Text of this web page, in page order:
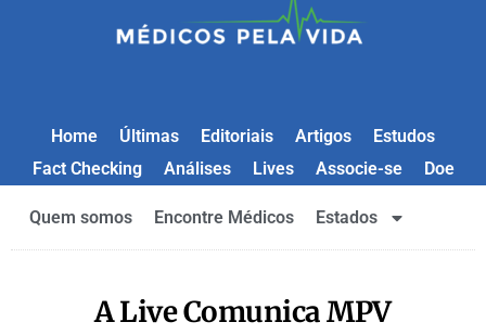
Home Últimas Editoriais Artigos
Estudos
Fact Checking
Análises Lives Associe-se Doe
Quem somos Encontre Médicos Estados
A Live Comunica MPV